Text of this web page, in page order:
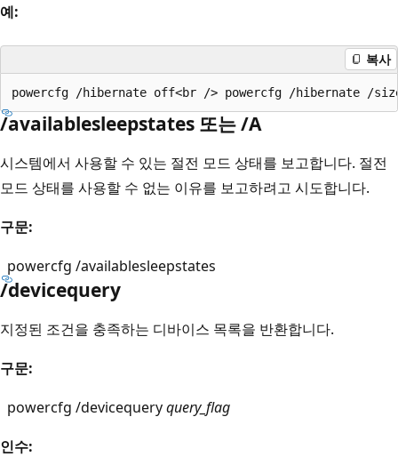
예:
복사
/availablesleepstates 또는 /A
시스템에서 사용할 수 있는 절전 모드 상태를 보고합니다. 절전
모드 상태를 사용할 수 없는 이유를 보고하려고 시도합니다.
구문:
powercfg /availablesleepstates
/devicequery
지정된 조건을 충족하는 디바이스 목록을 반환합니다.
구문:
powercfg /devicequeryquery_flag
인수: